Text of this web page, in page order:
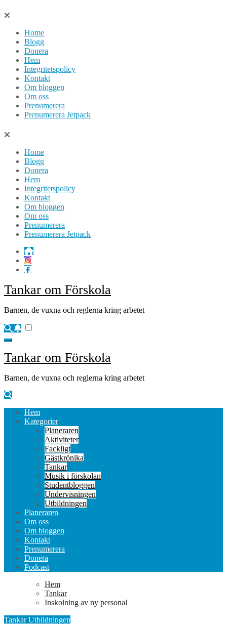
Hoppa
innehållHome
Blogg
Donera
Hem
Integritetspolicy
Kontakt
Om bloggen
Om oss
Prenumerera
Prenumerera Jetpack
Home
Blogg
Donera
Hem
Integritetspolicy
Kontakt
Om bloggen
Om oss
Prenumerera
Prenumerera Jetpack
Tankar om Förskola
Barnen, de vuxna och reglerna kring arbetet
Tankar om Förskola
Barnen, de vuxna och reglerna kring arbetet
Hem
Kategorier
Planeraren
Aktiviteter
Fackligt
Gästkrönika
Tankar
Musik i förskolan
Studentbloggen
Undervisningen
Utbildningen
Planeraren
Om oss
Om bloggen
Kontakt
Prenumerera
Donera
Podcast
Hem
Tankar
Inskolning av ny personal
TankarUtbildningen